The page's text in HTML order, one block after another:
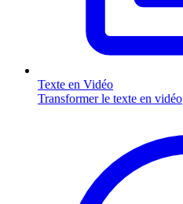
Texte en Vidéo
Transformer le texte en vidéo